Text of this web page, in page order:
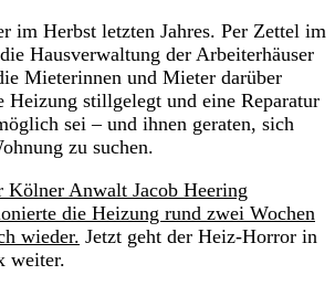
im Herbst letzten Jahres. Per Zettel im
Hausverwaltung der Arbeiterhäuser
Mieterinnen und Mieter darüber
Heizung stillgelegt und eine Reparatur
sei – und ihnen geraten, sich
zu suchen.
Kölner Anwalt Jacob Heering
die Heizung rund zwei Wochen
wieder. Jetzt geht der Heiz-Horror in
weiter.